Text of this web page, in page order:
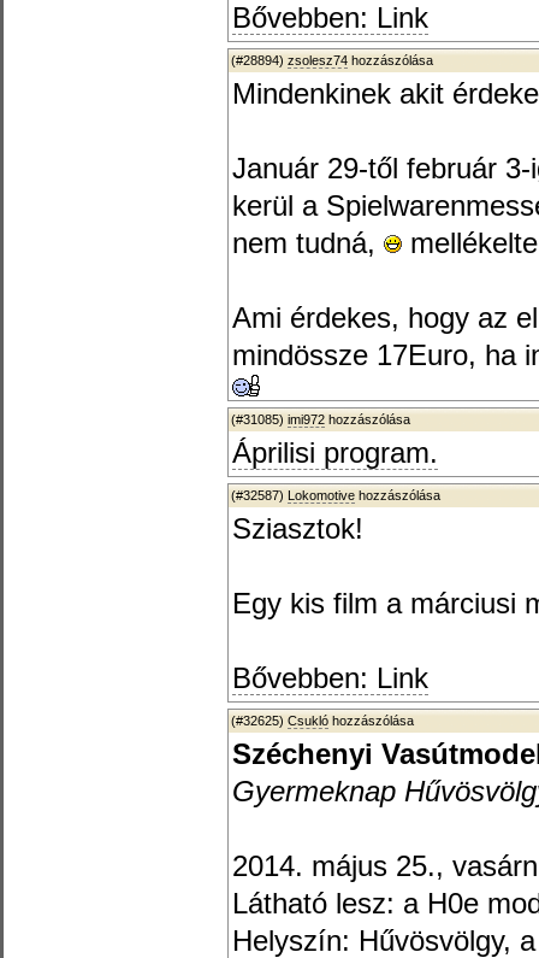
Bővebben: Link
(#28894) zsolesz74 hozzászólása
Mindenkinek akit
Január 29-től február
kerül a
nem tudná,
Ami érdekes, hogy az
mindössze 17Euro, ha
(#31085) imi972 hozzászólása
Áprilisi program.
(#32587) Lokomotive hozzászólása
Sziasztok!
Egy kis film a márciusi
Bővebben: Link
(#32625) Csukló hozzászólása
Széchenyi
Gyermeknap
2014. május 25.,
Látható lesz: a H0e
Helyszín: Hűvösvölgy,